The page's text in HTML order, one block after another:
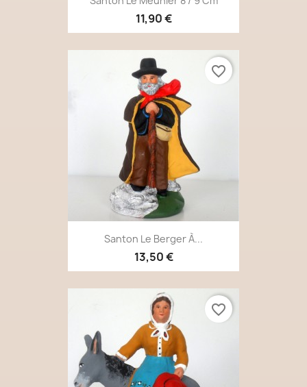
11,90 €
Santon Le Berger À...
13,50 €
favorite_border
favorite_border